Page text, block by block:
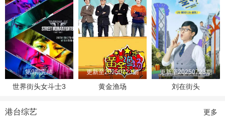
第9期完结
世界街头女斗士3
更新至20250723期
黄金渔场
更新至20250723期
刘在街头
港台综艺 更多